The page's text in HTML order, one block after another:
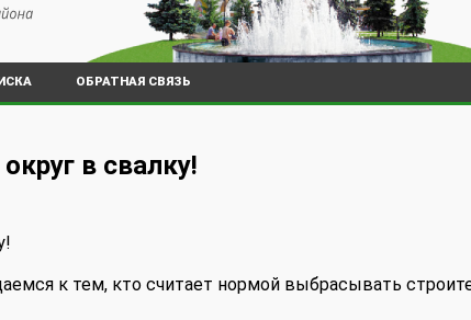
ОБРАТНАЯ СВЯЗЬ
в свалку!
к тем, кто считает нормой выбрасывать